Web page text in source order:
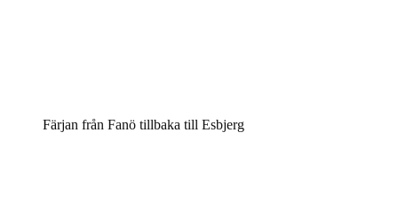
Färjan från Fanö tillbaka till Esbjerg